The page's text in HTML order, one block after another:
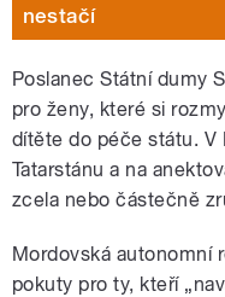
nestačí
Poslanec Státní dumy
pro ženy, které si
dítěte do péče státu. V
Tatarstánu a na
zcela nebo částečně
Mordovská autonomní
pokuty pro ty, kteří